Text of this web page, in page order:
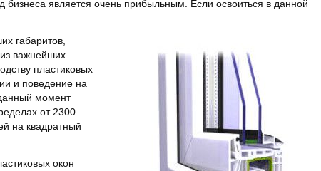
бизнеса является очень прибыльным. Если освоиться в данной
габаритов,
важнейших
пластиковых
и поведение на
момент
от 2300
на квадратный
окон